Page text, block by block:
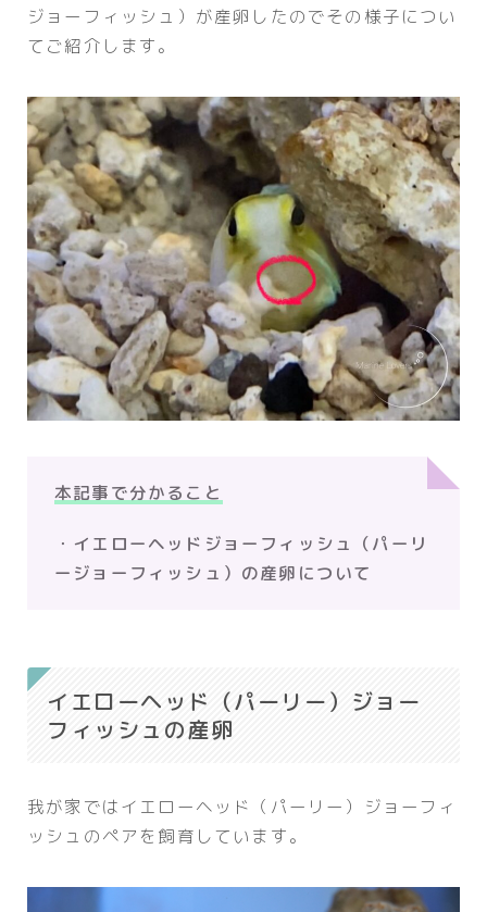
ジョーフィッシュ）が産卵したのでその様子につい
てご紹介します。
本記事で分かること
・イエローヘッドジョーフィッシュ（パーリ
ージョーフィッシュ）の産卵について
イエローヘッド（パーリー）ジョー
フィッシュの産卵
我が家ではイエローヘッド（パーリー）ジョーフィ
ッシュのペアを飼育しています。